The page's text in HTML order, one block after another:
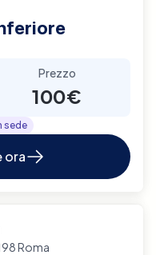
Prezzo
100€
sede
ora
Roma